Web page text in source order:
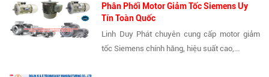
Phân Phối Motor Giảm Tốc Siemens Uy
Tín Toàn Quốc
Linh Duy Phát chuyên cung cấp motor giảm
tốc Siemens chính hãng, hiệu suất cao,...